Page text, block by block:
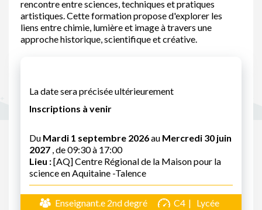
rencontre entre sciences, techniques et pratiques
artistiques. Cette formation propose d'explorer les
liens entre chimie, lumière et image à travers une
approche historique, scientifique et créative.
La date sera précisée ultérieurement
Inscriptions à venir
Du Mardi 1 septembre 2026au Mercredi 30 juin
2027 , de 09:30 à 17:00
Lieu :[AQ] Centre Régional de la Maison pour la
science en Aquitaine -Talence
Enseignant.e 2nd degré C4
Lycée